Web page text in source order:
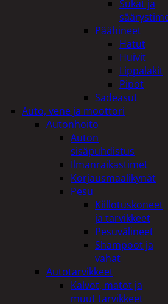
Sukat ja
Päähineet
Hatut
Huivit
Lippalakit
Pipot
Sadeasut
Auto, vene ja moottori
Autonhoito
Auton
sisäpuhdistus
Ilmanraikastimet
Korjausmaalikynät
Pesu
Kiillotuskoneet
ja tarvikkeet
Pesuvälineet
Shampoot ja
vahat
Autotarvikkeet
Kalvot, matot ja
muut tarvikkeet